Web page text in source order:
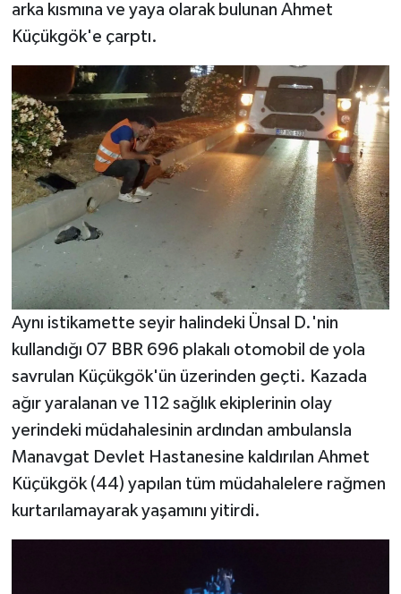
arka kısmına ve yaya olarak bulunan Ahmet
Küçükgök'e çarptı.
Aynı istikamette seyir halindeki Ünsal D.'nin
kullandığı 07 BBR 696 plakalı otomobil de yola
savrulan Küçükgök'ün üzerinden geçti. Kazada
ağır yaralanan ve 112 sağlık ekiplerinin olay
yerindeki müdahalesinin ardından ambulansla
Manavgat Devlet Hastanesine kaldırılan Ahmet
Küçükgök (44) yapılan tüm müdahalelere rağmen
kurtarılamayarak yaşamını yitirdi.